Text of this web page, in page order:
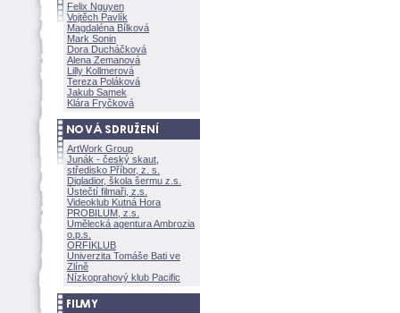
Felix Nguyen
Vojtěch Pavlík
Magdaléna Bílkov
Mark Sonin
Dora Ducháčkov
Alena Zemanov
Lilly Kollmerov
Tereza Polákov
Jakub Samek
Klára Fryčkov
ArtWork Group
Junák - český skaut,
středisko Příbor, z. s.
Digladior, škola šermu z.s.
Ústečtí filmaři, z.s.
Videoklub Kutná Hora
PROBILUM, z.s.
Umělecká agentura Ambrozia
o.p.s.
ORFIKLUB
Univerzita Tomáše Bati ve
Zlíně
Nízkoprahový klub Pacific